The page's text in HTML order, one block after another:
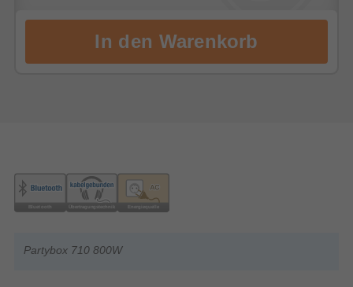
Partybox 710 800W